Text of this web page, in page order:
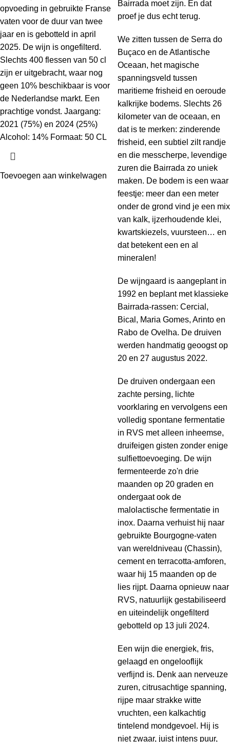
opvoeding in gebruikte Franse
vaten voor de duur van twee
jaar en is gebotteld in april
2025. De wijn is ongefilterd.
Slechts 400 flessen van 50 cl
zijn er uitgebracht, waar nog
geen 10% beschikbaar is voor
de Nederlandse markt. Een
prachtige vondst. Jaargang:
2021 (75%) en 2024 (25%)
Alcohol: 14% Formaat: 50 CL
Toevoegen aan winkelwagen
Bairrada moet zijn. En dat
proef je dus echt terug.
We zitten tussen de Serra do
Buçaco en de Atlantische
Oceaan, het magische
spanningsveld tussen
maritieme frisheid en oeroude
kalkrijke bodems. Slechts 26
kilometer van de oceaan, en
dat is te merken: zinderende
frisheid, een subtiel zilt randje
en die messcherpe, levendige
zuren die Bairrada zo uniek
maken. De bodem is een waar
feestje: meer dan een meter
onder de grond vind je een mix
van kalk, ijzerhoudende klei,
kwartskiezels, vuursteen… en
dat betekent een en al
mineralen!
De wijngaard is aangeplant in
1992 en beplant met klassieke
Bairrada-rassen: Cercial,
Bical, Maria Gomes, Arinto en
Rabo de Ovelha. De druiven
werden handmatig geoogst op
20 en 27 augustus 2022.
De druiven ondergaan een
zachte persing, lichte
voorklaring en vervolgens een
volledig spontane fermentatie
in RVS met alleen inheemse,
druifeigen gisten zonder enige
sulfiettoevoeging. De wijn
fermenteerde zo'n drie
maanden op 20 graden en
ondergaat ook de
malolactische fermentatie in
inox. Daarna verhuist hij naar
gebruikte Bourgogne-vaten
van wereldniveau (Chassin),
cement en terracotta-amforen,
waar hij 15 maanden op de
lies rijpt. Daarna opnieuw naar
RVS, natuurlijk gestabiliseerd
en uiteindelijk ongefilterd
gebotteld op 13 juli 2024.
Een wijn die energiek, fris,
gelaagd en ongelooflijk
verfijnd is. Denk aan nerveuze
zuren, citrusachtige spanning,
rijpe maar strakke witte
vruchten, een kalkachtig
tintelend mondgevoel. Hij is
niet zwaar, juist intens puur,